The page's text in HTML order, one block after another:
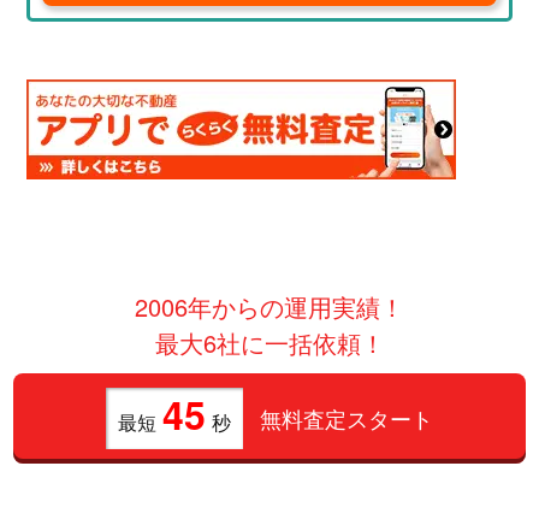
2006年からの運用実績！
最大6社に一括依頼！
最短 45 秒 無料査定スタート